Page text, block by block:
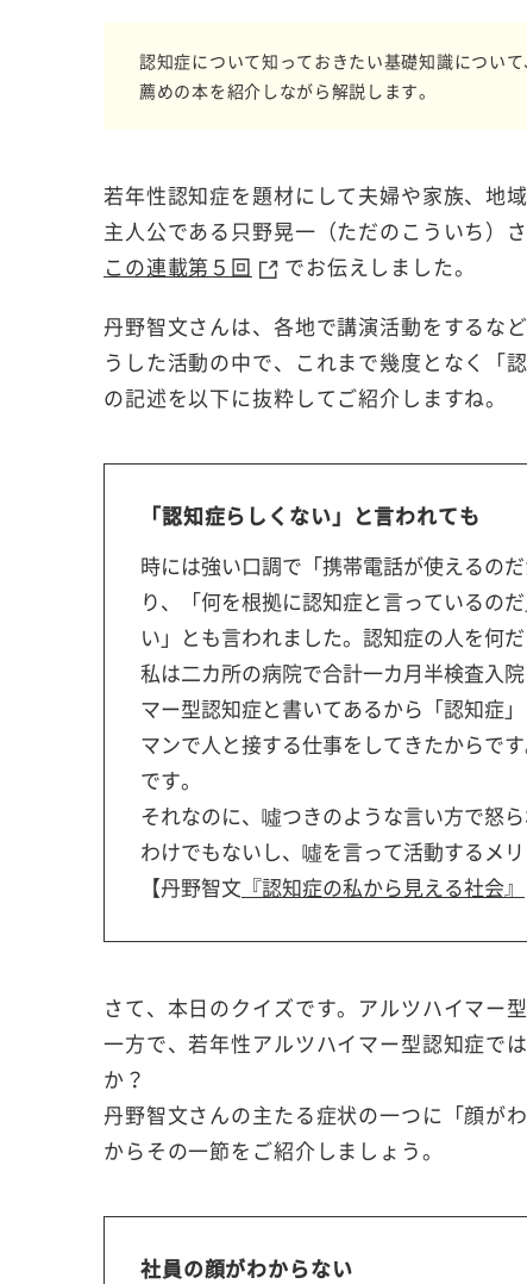
認知症について知っておきたい基礎知識につい
薦めの本を紹介しながら解説します。
若年性認知症を題材にして夫婦や家族、地
主人公である只野晃一（ただのこういち）
この連載第５回
でお伝えしました。
丹野智文さんは、各地で講演活動をするな
うした活動の中で、これまで幾度となく「
の記述を以下に抜粋してご紹介しますね。
「認知症らしくない」と言われても
時には強い口調で「携帯電話が使えるの
り、「何を根拠に認知症と言っているの
い」とも言われました。認知症の人を何
私は二カ所の病院で合計一カ月半検査入
マー型認知症と書いてあるから「認知症
マンで人と接する仕事をしてきたからで
です。
それなのに、噓つきのような言い方で怒
わけでもないし、噓を言って活動するメリ
【丹野智文 『認知症の私から見える社会』
さて、本日のクイズです。アルツハイマー
一方で、若年性アルツハイマー型認知症で
か？
丹野智文さんの主たる症状の一つに「顔が
からその一節をご紹介しましょう。
社員の顔がわからない